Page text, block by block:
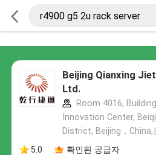
Beijing Qianxing
Ltd.
Room 4016,
Innovation Center,
District, Beijing，China,
5.0
확인된 공급자